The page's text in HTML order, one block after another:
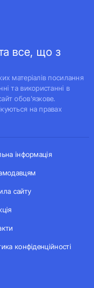
все, що з
матеріалів посилання
та використанні в
обов'язкове.
на правах
інформація
сайту
конфіденційності